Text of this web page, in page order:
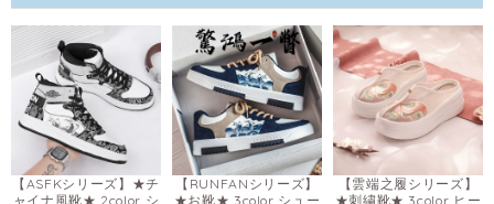
【ASFKシリーズ】★チ
ャイナ風靴★ 2color シ
【RUNFANシリーズ】
★お靴★ 3color シュー
【雲端之履シリーズ】
★刺繍靴★ 3color ヒー